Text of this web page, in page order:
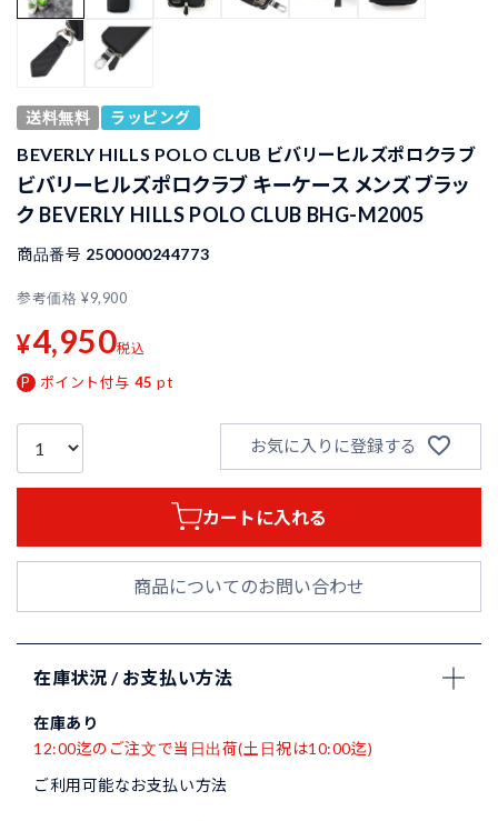
送料無料 ラッピング
BEVERLY HILLS POLO CLUB ビバリーヒルズポロクラブ
ビバリーヒルズポロクラブ キーケース メンズ ブラッ
ク BEVERLY HILLS POLO CLUB BHG-M2005
商品番号 2500000244773
参考価格 ¥9,900
¥4,950税込
ポイント付与 45 pt
お気に入りに登録する
カートに入れる
商品についてのお問い合わせ
在庫状況 / お支払い方法
在庫あり
12:00迄のご注文で当日出荷(土日祝は10:00迄)
ご利用可能なお支払い方法